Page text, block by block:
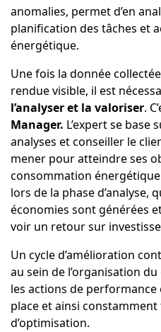
anomalies, permet d’en
planification des tâches et
énergétique.
Une fois la donnée
rendue visible, il est
l’analyser et la valoriser.
Manager. L’expert se base
analyses et conseiller le
mener pour atteindre ses
consommation
lors de la phase d’analyse,
économies sont générées
voir un retour sur
Un cycle d’amélioration
au sein de l’organisation
les actions de
place et ainsi
d’optimisation.